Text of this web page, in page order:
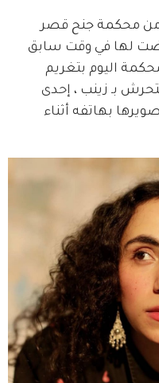
من محكمة جنح قصر
لها في وقت سابق
اليوم بتغريم
بالتحرش بـ زينب ، إحدى
بعد تصويرها بهاتفه أثناء